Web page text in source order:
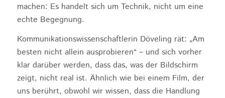
machen: Es handelt sich um Technik, nicht um eine
echte Begegnung.
Kommunikationswissenschaftlerin Döveling rät: „Am
besten nicht allein ausprobieren“ – und sich vorher
klar darüber werden, dass das, was der Bildschirm
zeigt, nicht real ist. Ähnlich wie bei einem Film, der
uns berührt, obwohl wir wissen, dass die Handlung